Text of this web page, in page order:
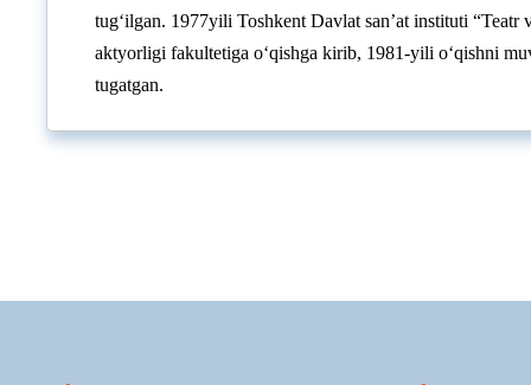
tug‘ilgan. 1977yili Toshkent Davlat san’at instituti “Teatr
aktyorligi fakultetiga o‘qishga kirib, 1981-yili o‘qishni
tugatgan.